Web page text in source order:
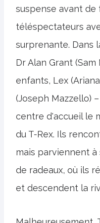
suspense avant de
téléspectateurs
surprenante. Dans
Dr Alan Grant
enfants, Lex
(Joseph Mazzello)
centre d'accueil le
du T-Rex. Ils
mais parviennent à
de radeaux, où ils
et descendent la